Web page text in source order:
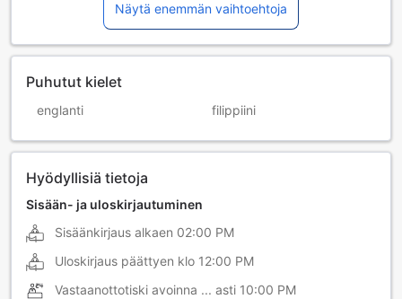
Näytä enemmän vaihtoehtoja
Puhutut kielet
englanti filippiini
Hyödyllisiä tietoja
Sisään- ja uloskirjautuminen
Sisäänkirjaus alkaen 02:00 PM
Uloskirjaus päättyen klo 12:00 PM
Vastaanottotiski avoinna ... asti 10:00 PM